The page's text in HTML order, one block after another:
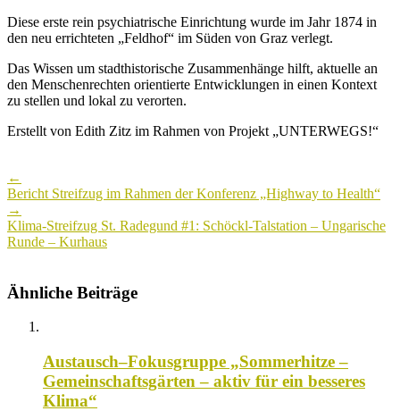
Diese erste rein psychiatrische Einrichtung wurde im Jahr 1874 in
den neu errichteten „Feldhof“ im Süden von Graz verlegt.
Das Wissen um stadthistorische Zusammenhänge hilft, aktuelle an
den Menschenrechten orientierte Entwicklungen in einen Kontext
zu stellen und lokal zu verorten.
Erstellt von Edith Zitz im Rahmen von Projekt „UNTERWEGS!“
navigation
←
Bericht Streifzug im Rahmen der Konferenz „Highway to Health“
→
Klima-Streifzug St. Radegund #1: Schöckl-Talstation – Ungarische
Runde – Kurhaus
Ähnliche Beiträge
Austausch–Fokusgruppe „Sommerhitze –
Gemeinschaftsgärten – aktiv für ein besseres
Klima“